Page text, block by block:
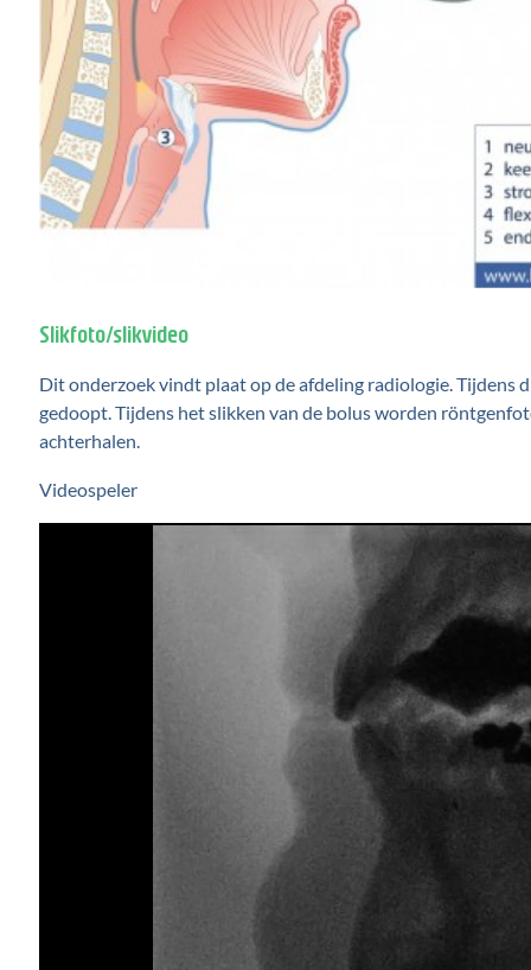
Slikfoto/slikvideo
Dit onderzoek vindt plaat op de afdeling radiologie.
gedoopt. Tijdens het slikken van de bolus worden
achterhalen.
Videospeler